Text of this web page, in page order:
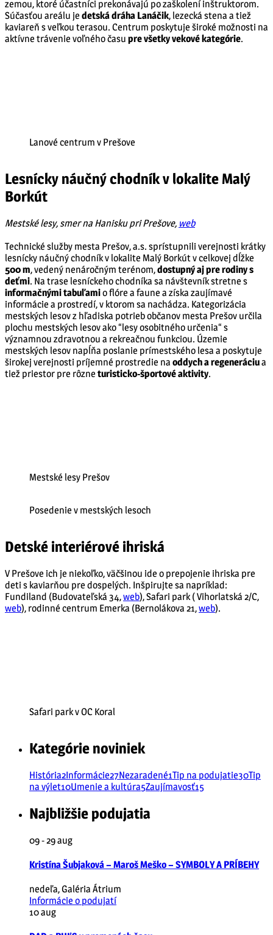
zemou, ktoré účastníci prekonávajú po zaškolení inštruktorom.
Súčasťou areálu je detská dráha Lanáčik, lezecká stena a tiež
kaviareň s veľkou terasou. Centrum poskytuje široké možnosti na
aktívne trávenie voľného času pre všetky vekové kategórie.
Lanové centrum v Prešove
Lesnícky náučný chodník v lokalite Malý
Borkút
Mestské lesy, smer na Hanisku pri Prešove, web
Technické služby mesta Prešov, a.s. sprístupnili verejnosti krátky
lesnícky náučný chodník v lokalite Malý Borkút v celkovej dĺžke
500 m, vedený nenáročným terénom,dostupný aj pre rodiny s
deťmi. Na trase lesníckeho chodníka sa návštevník stretne s
informačnými tabuľamio flóre a faune a získa zaujímavé
informácie a prostredí, v ktorom sa nachádza. Kategorizácia
mestských lesov z hľadiska potrieb občanov mesta Prešov určila
plochu mestských lesov ako “lesy osobitného určenia“ s
významnou zdravotnou a rekreačnou funkciou. Územie
mestských lesov napĺňa poslanie prímestského lesa a poskytuje
širokej verejnosti príjemné prostredie na oddych a regeneráciua
tiež priestor pre rôzne turisticko-športové aktivity.
Mestské lesy Prešov
Posedenie v mestských lesoch
Detské interiérové ihriská
V Prešove ich je niekoľko, väčšinou ide o prepojenie ihriska pre
deti s kaviarňou pre dospelých. Inšpirujte sa napríklad:
Fundiland (Budovateľská 34,web), Safari park ( Vihorlatská 2/C,
web), rodinné centrum Emerka (Bernolákova 21,web).
Safari park v OC Koral
Kategórie noviniek
História2Informácie27Nezaradené1Tip na podujatie30Tip
na výlet10Umenie a kultúra5Zaujímavosť15
Najbližšie podujatia
09 - 29aug
Kristína Šubjaková – Maroš Meško – SYMBOLY A PRÍBEHY
nedeľa,Galéria Átrium
Informácie o podujatí
10aug